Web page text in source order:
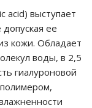
acid) выступает
ее
кожи. Обладает
воды, в 2,5
гиалуроновой